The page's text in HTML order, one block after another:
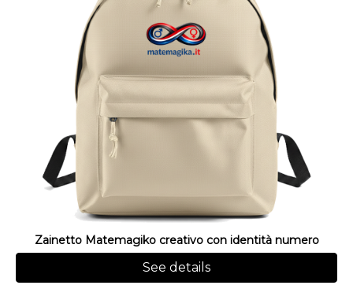
Zainetto Matemagiko creativo con identità numero
See details